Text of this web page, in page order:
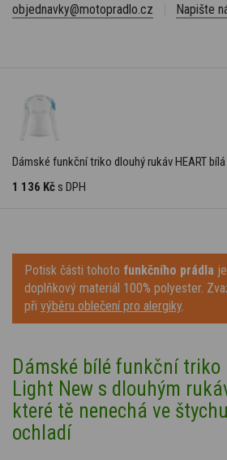
objednavky@motopradlo.cz
Napište
Dámské funkční triko dlouhý rukáv HEART
1 136 Kč s DPH
Potisk části tohoto funkčního prádla
doplňkový materiál 100% polyester.
při výběru oblečení pro alergiky.
Dámské bílé funkční triko
Light New s dlouhým
které tě nenechá ve
ochladí